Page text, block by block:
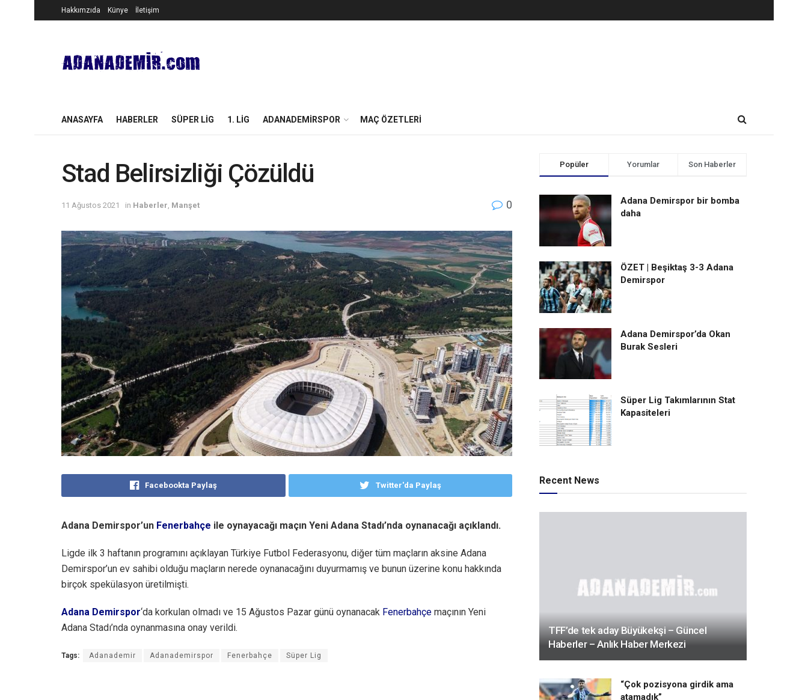
Hakkımzıda Künye İletişim
ANASAYFA HABERLER SÜPER LIG 1. LIG ADANADEMIRSPOR MAÇ ÖZETLERI
Stad Belirsizliği Çözüldü
11 Ağustos 2021 in Haberler Manşet 0
Facebookta Paylaş Twitter'da Paylaş
Adana Demirspor’un Fenerbahçe ile oynayacağı maçın Yeni Adana Stadı’nda oynanacağı açıklandı.
Ligde ilk 3 haftanın programını açıklayan Türkiye Futbol Federasyonu, diğer tüm maçların aksine Adana
Demirspor’un ev sahibi olduğu maçların nerede oynanacağını duyurmamış ve bunun üzerine konu hakkında
birçok spekülasyon üretilmişti.
Adana Demirspor‘da korkulan olmadı ve 15 Ağustos Pazar günü oynanacak Fenerbahçe maçının Yeni
Adana Stadı’nda oynanmasına onay verildi.
Tags: Adanademir Adanademirspor Fenerbahçe Süper Lig
Popüler Yorumlar Son Haberler
Adana Demirspor bir bomba
daha
ÖZET | Beşiktaş 3-3 Adana
Demirspor
Adana Demirspor’da Okan
Burak Sesleri
Süper Lig Takımlarının Stat
Kapasiteleri
Recent News
TFF’de tek aday Büyükekşi – Güncel
Haberler – Anlık Haber Merkezi
“Çok pozisyona girdik ama
atamadık”